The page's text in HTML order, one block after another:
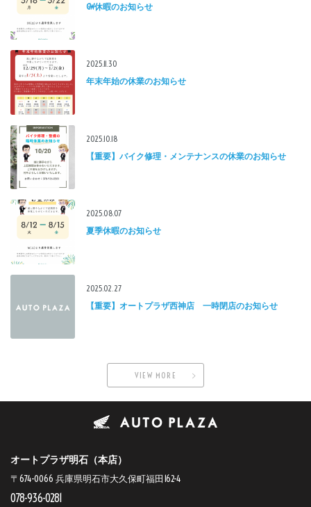
GW休暇のお知らせ
2025.11.30
年末年始の休業のお知らせ
2025.10.18
【重要】バイク修理・メンテナンスの休業のお知らせ
2025.08.07
夏季休暇のお知らせ
2025.02.27
【重要】オートプラザ西神店 一時閉店のお知らせ
VIEW MORE
オートプラザ明石（本店）
〒674-0066 兵庫県明石市大久保町福田162-4
078-936-0281